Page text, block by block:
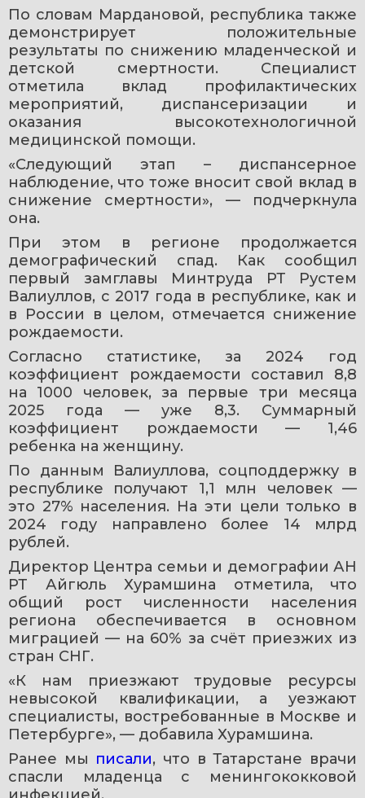
По словам Мардановой, республика также
демонстрирует положительные
результаты по снижению младенческой и
детской смертности. Специалист
отметила вклад профилактических
мероприятий, диспансеризации и
оказания высокотехнологичной
медицинской помощи.
«Следующий этап – диспансерное
наблюдение, что тоже вносит свой вклад в
снижение смертности», — подчеркнула
она.
При этом в регионе продолжается
демографический спад. Как сообщил
первый замглавы Минтруда РТ Рустем
Валиуллов, с 2017 года в республике, как и
в России в целом, отмечается снижение
рождаемости.
Согласно статистике, за 2024 год
коэффициент рождаемости составил 8,8
на 1000 человек, за первые три месяца
2025 года — уже 8,3. Суммарный
коэффициент рождаемости — 1,46
ребенка на женщину.
По данным Валиуллова, соцподдержку в
республике получают 1,1 млн человек —
это 27% населения. На эти цели только в
2024 году направлено более 14 млрд
рублей.
Директор Центра семьи и демографии АН
РТ Айгюль Хурамшина отметила, что
общий рост численности населения
региона обеспечивается в основном
миграцией — на 60% за счёт приезжих из
стран СНГ.
«К нам приезжают трудовые ресурсы
невысокой квалификации, а уезжают
специалисты, востребованные в Москве и
Петербурге», — добавила Хурамшина.
Ранее мы писали, что в Татарстане врачи
спасли младенца с менингококковой